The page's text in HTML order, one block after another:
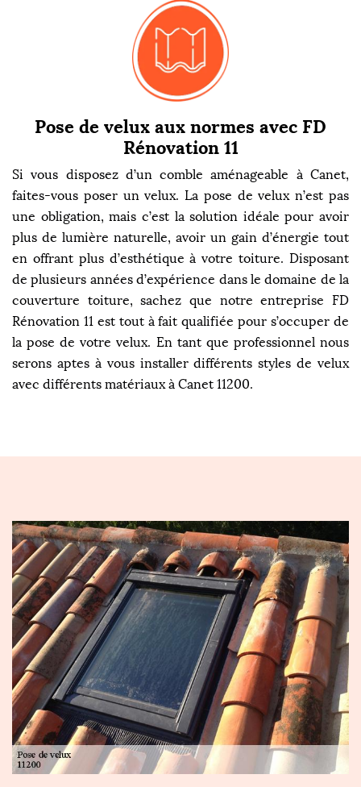
Pose de velux aux normes avec FD
Rénovation 11
Si vous disposez d’un comble aménageable à Canet,
faites-vous poser un velux. La pose de velux n’est pas
une obligation, mais c’est la solution idéale pour avoir
plus de lumière naturelle, avoir un gain d’énergie tout
en offrant plus d’esthétique à votre toiture. Disposant
de plusieurs années d’expérience dans le domaine de la
couverture toiture, sachez que notre entreprise FD
Rénovation 11 est tout à fait qualifiée pour s’occuper de
la pose de votre velux. En tant que professionnel nous
serons aptes à vous installer différents styles de velux
avec différents matériaux à Canet 11200.